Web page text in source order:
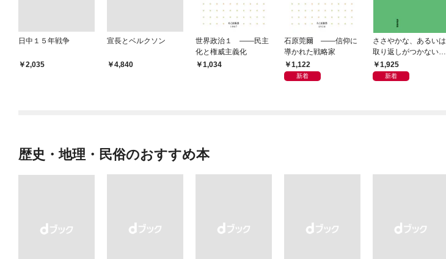
日中１５年戦争
￥2,035
宣長とベルクソン
￥4,840
世界政治１ ――民主
化と権威主義化
1,034
石原莞爾 ――信仰に
導かれた戦略家
1,122
新着
ささやかな、あるいは
取り返しがつかないも
の1,925
新着
歴史・地理・民俗のおすすめ本